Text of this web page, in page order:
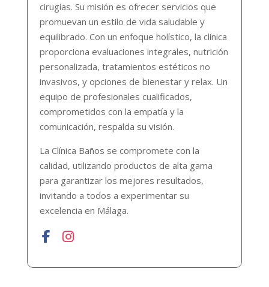
cirugías. Su misión es ofrecer servicios que
promuevan un estilo de vida saludable y
equilibrado. Con un enfoque holístico, la clínica
proporciona evaluaciones integrales, nutrición
personalizada, tratamientos estéticos no
invasivos, y opciones de bienestar y relax. Un
equipo de profesionales cualificados,
comprometidos con la empatía y la
comunicación, respalda su visión.
La Clínica Baños se compromete con la
calidad, utilizando productos de alta gama
para garantizar los mejores resultados,
invitando a todos a experimentar su
excelencia en Málaga.